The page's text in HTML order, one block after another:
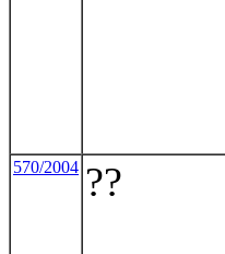
570/2004 ??